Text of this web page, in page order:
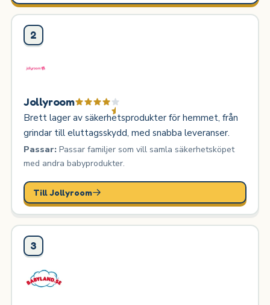
2
Jollyroom
Brett lager av säkerhetsprodukter för hemmet, från
grindar till eluttagsskydd, med snabba leveranser.
Passar:Passar familjer som vill samla säkerhetsköpet
med andra babyprodukter.
Till Jollyroom
3